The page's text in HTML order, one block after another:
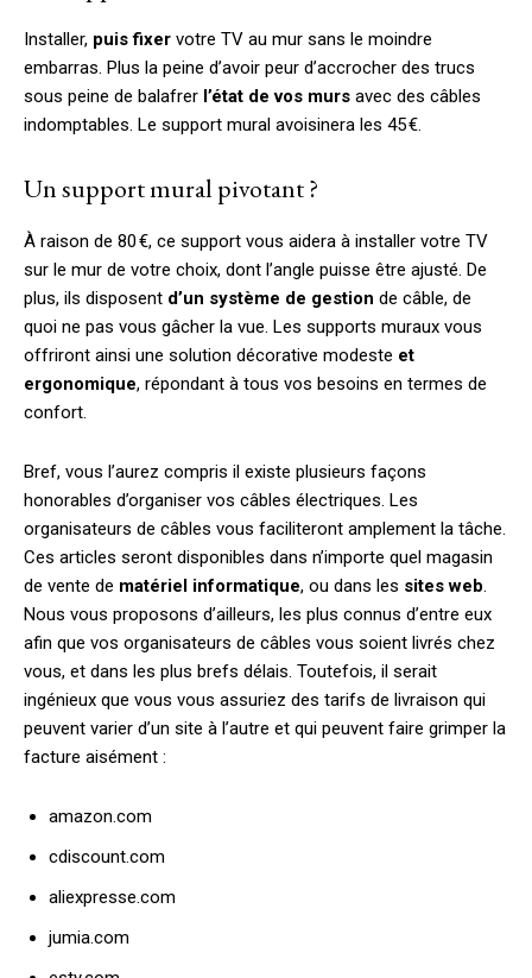
Installer, puis fixer votre TV au mur sans le moindre
embarras. Plus la peine d’avoir peur d’accrocher des trucs
sous peine de balafrer l’état de vos murs avec des câbles
indomptables. Le support mural avoisinera les 45 €.
Un support mural pivotant ?
À raison de 80 €, ce support vous aidera à installer votre TV
sur le mur de votre choix, dont l’angle puisse être ajusté. De
plus, ils disposent d’un système de gestion de câble, de
quoi ne pas vous gâcher la vue. Les supports muraux vous
offriront ainsi une solution décorative modeste et
ergonomique, répondant à tous vos besoins en termes de
confort.
Bref, vous l’aurez compris il existe plusieurs façons
honorables d’organiser vos câbles électriques. Les
organisateurs de câbles vous faciliteront amplement la tâche.
Ces articles seront disponibles dans n’importe quel magasin
de vente de matériel informatique, ou dans les sites web.
Nous vous proposons d’ailleurs, les plus connus d’entre eux
afin que vos organisateurs de câbles vous soient livrés chez
vous, et dans les plus brefs délais. Toutefois, il serait
ingénieux que vous vous assuriez des tarifs de livraison qui
peuvent varier d’un site à l’autre et qui peuvent faire grimper la
facture aisément :
amazon.com
cdiscount.com
aliexpresse.com
jumia.com